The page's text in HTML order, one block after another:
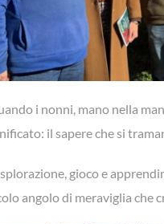
i nonni, mano nella
il sapere che si
gioco e
angolo di meraviglia che